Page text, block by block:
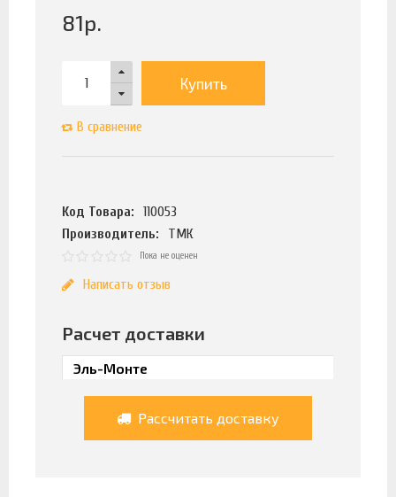
81р.
Купить
В сравнение
Код Товара:
110053
Производитель:
ТМК
Пока не оценен
Написать отзыв
Расчет доставки
Рассчитать доставку